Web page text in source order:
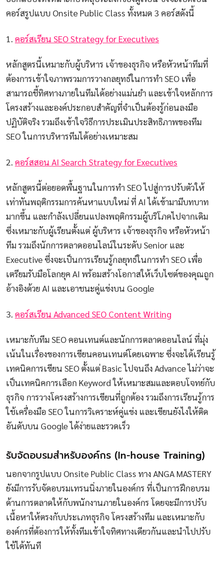
คอร์สรูปแบบ Onsite Public Class ทั้งหมด 3 คอร์สดังนี้
1. คอร์สเรียน SEO Strategy for Executives
หลักสูตรนี้เหมาะกับผู้บริหาร เจ้าของธุรกิจ หรือหัวหน้าทีมที่
ต้องการเข้าใจภาพรวมการวางกลยุทธ์ในการทำ SEO เพื่อ
สามารถชี้ทิศทางภายในทีมได้อย่างแม่นยำ และเข้าใจหลักการ
โครงสร้างและองค์ประกอบสำคัญที่จำเป็นต้องรู้ก่อนลงมือ
ปฏิบัติจริง รวมถึงเข้าใจวิธีการประเมินประสิทธิภาพของทีม
SEO ในการบริหารทีมได้อย่างเหมาะสม
2. คอร์สสอน AI Search Strategy for Executives
หลักสูตรนี้ต่อยอดพื้นฐานในการทำ SEO ไปสู่การปรับตัวให้
เท่าทันพฤติกรรมการค้นหาแบบใหม่ ที่ AI ได้เข้ามามีบทบาท
มากขึ้น และกำลังเปลี่ยนแปลงพฤติกรรมผู้บริโภคไปจากเดิม
ซึ่งเหมาะกับผู้เรียนตั้งแต่ ผู้บริหาร เจ้าของธุรกิจ หรือหัวหน้า
ทีม รวมถึงนักการตลาดออนไลน์ในระดับ Senior และ
Executive ซึ่งจะเป็นการเรียนรู้กลยุทธ์ในการทำ SEO เพื่อ
เตรียมรับมือโลกยุค AI พร้อมสร้างโอกาสให้เว็บไซต์ของคุณถูก
อ้างอิงด้วย AI และเอาชนะคู่แข่งบน Google
3. คอร์สเรียน Advanced SEO Content Writing
เหมาะกับทีม SEO คอนเทนต์และนักการตลาดออนไลน์ ที่มุ่ง
เน้นในเรื่องของการเขียนคอนเทนต์โดยเฉพาะ ซึ่งจะได้เรียนรู้
เทคนิคการเขียน SEO ตั้งแต่ Basic ไปจนถึง Advance ไม่ว่าจะ
เป็นเทคนิคการเลือก Keyword ให้เหมาะสมและตอบโจทย์กับ
ธุรกิจ การวางโครงสร้างการเขียนที่ถูกต้อง รวมถึงการเรียนรู้การ
ใช้เครื่องมือ SEO ในการวิเคราะห์คู่แข่ง และเขียนยังไงให้ติด
อันดับบน Google ได้ง่ายและรวดเร็ว
รับจัดอบรมสำหรับองค์กร (In-house Training)
นอกจากรูปแบบ Onsite Public Class ทาง ANGA MASTERY
ยังมีการรับจัดอบรมเทรนนิ่งภายในองค์กร ที่เป็นการฝึกอบรม
ด้านการตลาดให้กับพนักงานภายในองค์กร โดยจะมีการปรับ
เนื้อหาให้ตรงกับประเภทธุรกิจ โครงสร้างทีม และเหมาะกับ
องค์กรที่ต้องการให้ทั้งทีมเข้าใจทิศทางเดียวกันและนำไปปรับ
ใช้ได้ทันที